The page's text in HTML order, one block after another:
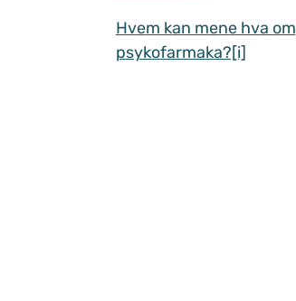
Hvem kan mene hva om
psykofarmaka?[i]